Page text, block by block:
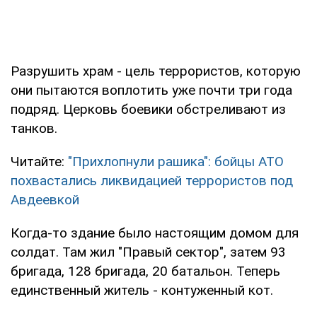
Разрушить храм - цель террористов, которую
они пытаются воплотить уже почти три года
подряд. Церковь боевики обстреливают из
танков.
Читайте: "Прихлопнули рашика": бойцы АТО
похвастались ликвидацией террористов под
Авдеевкой
Когда-то здание было настоящим домом для
солдат. Там жил "Правый сектор", затем 93
бригада, 128 бригада, 20 батальон. Теперь
единственный житель - контуженный кот.